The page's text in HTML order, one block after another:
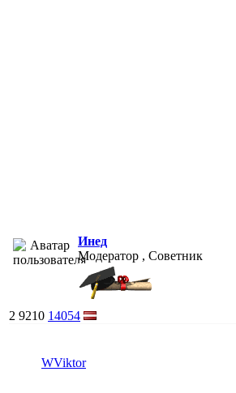
Инед
Модератор , Советник
2 9210 14054
WViktor